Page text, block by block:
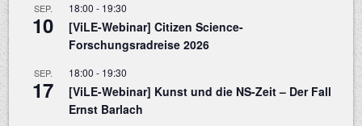
SEP.
10
18:00 - 19:30
[ViLE-Webinar] Citizen Science-
Forschungsradreise 2026
SEP.
17
18:00 - 19:30
[ViLE-Webinar] Kunst und die NS-Zeit – Der Fall
Ernst Barlach